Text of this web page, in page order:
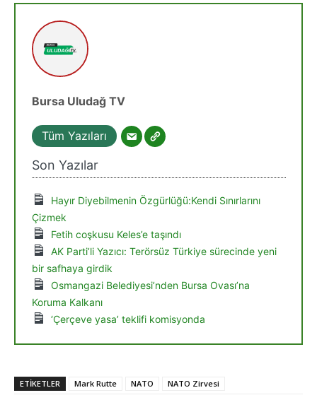
Bursa Uludağ TV
Tüm Yazıları
Son Yazılar
Hayır Diyebilmenin Özgürlüğü:Kendi Sınırlarını
Çizmek
Fetih coşkusu Keles’e taşındı
AK Parti’li Yazıcı: Terörsüz Türkiye sürecinde yeni
bir safhaya girdik
Osmangazi Belediyesi’nden Bursa Ovası’na
Koruma Kalkanı
‘Çerçeve yasa’ teklifi komisyonda
ETIKETLER Mark Rutte NATO NATO Zirvesi